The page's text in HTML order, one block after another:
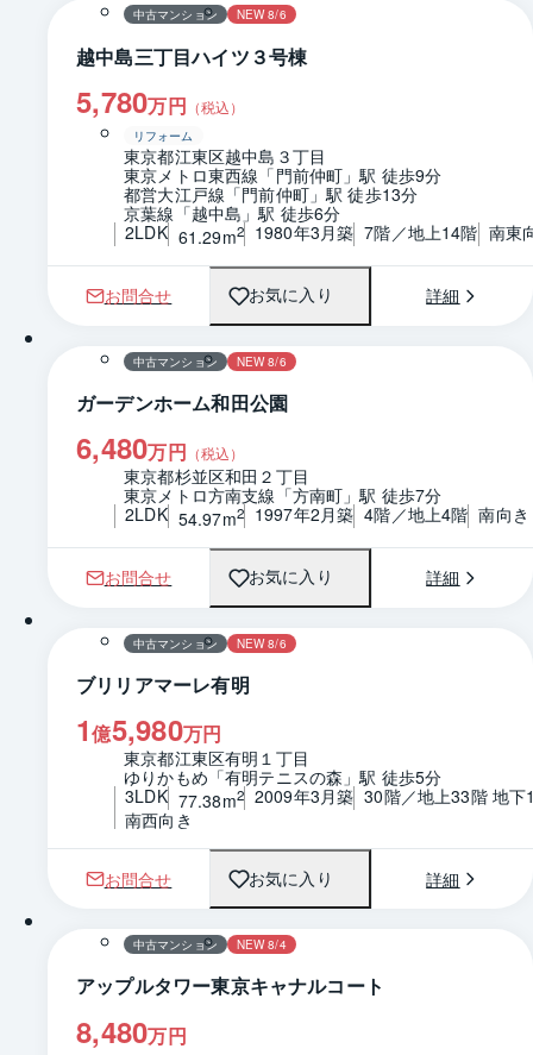
中古マンション NEW 8/6
越中島三丁目ハイツ３号棟
5,780万円 （税込）
リフォーム
東京都江東区越中島３丁目
東京メトロ東西線「門前仲町」駅 徒歩9分
都営大江戸線「門前仲町」駅 徒歩13分
京葉線「越中島」駅 徒歩6分
2LDK 61.29m2 1980年3月築 7階／地上14階 南東
お問合せ お気に入り 詳細
1 / 0 間取り
中古マンション NEW 8/6
ガーデンホーム和田公園
6,480万円 （税込）
東京都杉並区和田２丁目
東京メトロ方南支線「方南町」駅 徒歩7分
2LDK 54.97m2 1997年2月築 4階／地上4階 南向き
お問合せ お気に入り 詳細
1 / 0 間取り
中古マンション NEW 8/6
ブリリアマーレ有明
1億5,980万円
東京都江東区有明１丁目
ゆりかもめ「有明テニスの森」駅 徒歩5分
3LDK 77.38m2 2009年3月築 30階／地上33階 地下
南西向き
お問合せ お気に入り 詳細
1 / 0 間取り
中古マンション NEW 8/4
アップルタワー東京キャナルコート
8,480万円